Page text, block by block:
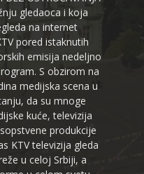
gledaoca i koja
na internet
pored istaknutih
emisija nedeljno
S obzirom na
medijska scena u
da su mnoge
kuće, televizija
produkcije
KTV televizija gleda
u celoj Srbiji, a